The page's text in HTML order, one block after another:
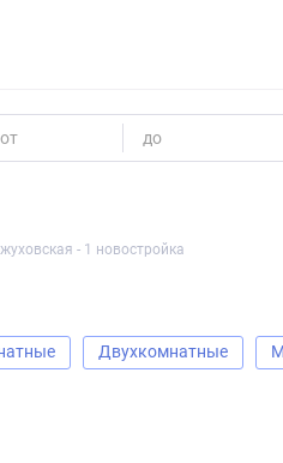
до
- 1 новостройка
Двухкомнатные